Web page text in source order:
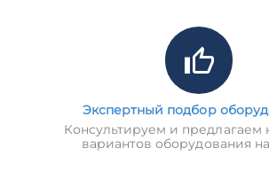
Экспертный подбор
Консультируем и предлагаем
вариантов оборудования